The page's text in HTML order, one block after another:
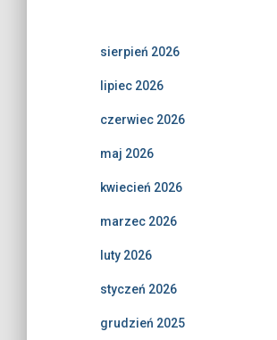
sierpień 2026
lipiec 2026
czerwiec 2026
maj 2026
kwiecień 2026
marzec 2026
luty 2026
styczeń 2026
grudzień 2025